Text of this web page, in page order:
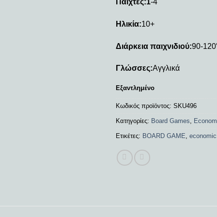
Παίχτες:1-4
Ηλικία:10+
Διάρκεια παιχνιδιού:90-120′
Γλώσσες:Αγγλικά
Εξαντλημένο
Κωδικός προϊόντος: SKU496
Κατηγορίες: Board Games
Ετικέτες: BOARD GAME economic